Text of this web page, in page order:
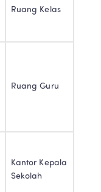
Ruang Kelas
Ruang Guru
Kantor Kepala
Sekolah